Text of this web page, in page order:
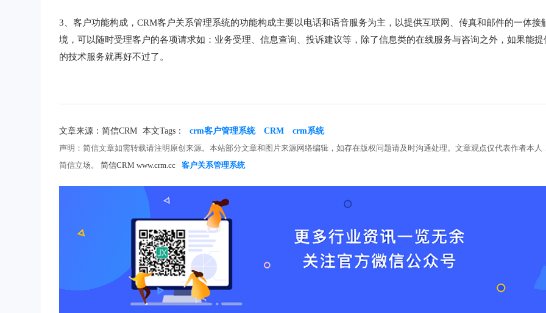
3、客户功能构成，CRM客户关系管理系统的功能构成主要以电话和语音服务为主，以提供互联网、传真和邮件的一体接
境，可以随时受理客户的各项请求如：业务受理、信息查询、投诉建议等，除了信息类的在线服务与咨询之外，如果能提
的技术服务就再好不过了。
文章来源：简信CRM 本文Tags： crm客户管理系统 CRM
crm系统
声明：简信文章如需转载请注明原创来源。本站部分文章和图片来源网络编辑，如存在版权问题请及时沟通处理。文章观点仅代表作者本人
简信立场。
简信CRM www.crm.cc 客户关系管理系统